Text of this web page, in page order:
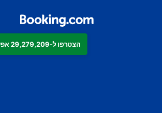
הצטרפו ל-29,279,209 אפשרויות אירוח שכבר רשומות ב-Booking.com